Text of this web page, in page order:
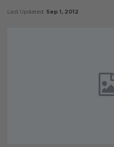
Last Updated Sep 1, 2012